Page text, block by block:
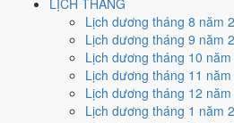
Lịch dương tháng 8 năm
Lịch dương tháng 9 năm
Lịch dương tháng 10
Lịch dương tháng 11
Lịch dương tháng 12
Lịch dương tháng 1 năm
Xem ngày9/6/
lịch - Ngày 29/4
(Mậu Thân) tốt
Ngày 9/6/2002 dương lịch (Chủ Nhật)